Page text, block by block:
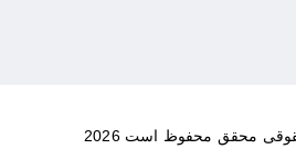
محقق محفوظ است 2026